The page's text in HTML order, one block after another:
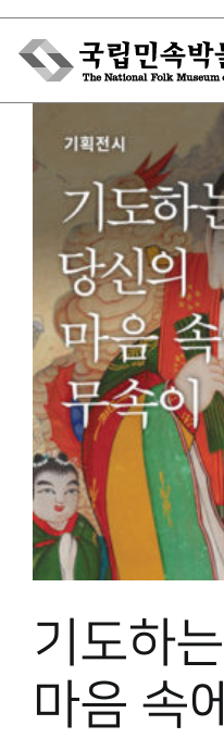
Skip
content
박물관에서는
민속이야기
민속 인사이드
원문보기 PDF
박물관 홈페이지
기도하
마음 속에